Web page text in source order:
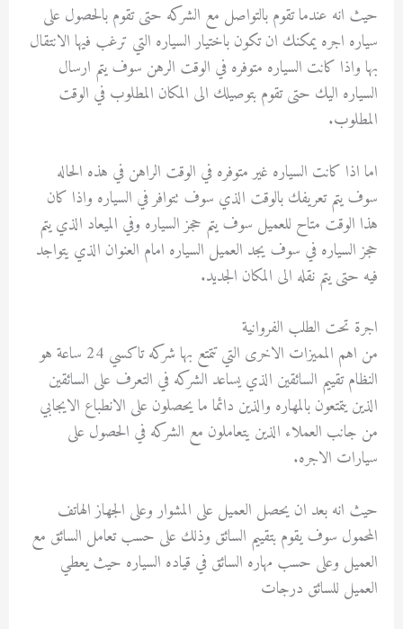
حيث انه عندما تقوم بالتواصل مع الشركه حتى تقوم بالحصول على
سياره اجره يمكنك ان تكون باختيار السياره التي ترغب فيها الانتقال
بها واذا كانت السياره متوفره في الوقت الرهن سوف يتم ارسال
السياره اليك حتى تقوم بتوصيلك الى المكان المطلوب في الوقت
المطلوب.
اما اذا كانت السياره غير متوفره في الوقت الراهن في هذه الحاله
سوف يتم تعريفك بالوقت الذي سوف تتوافر في السياره واذا كان
هذا الوقت متاح للعميل سوف يتم حجز السياره وفي الميعاد الذي يتم
حجز السياره في سوف يجد العميل السياره امام العنوان الذي يتواجد
فيه حتى يتم نقله الى المكان الجديد.
اجرة تحت الطلب الفروانية
من اهم المميزات الاخرى التي تتمتع بها شركه تاكسي 24 ساعة هو
النظام تقييم السائقين الذي يساعد الشركه في التعرف على السائقين
الذين يتمتعون بالمهاره والذين دائما ما يحصلون على الانطباع الايجابي
من جانب العملاء الذين يتعاملون مع الشركه في الحصول على
سيارات الاجره.
حيث انه بعد ان يحصل العميل على المشوار وعلى الجهاز الهاتف
المحمول سوف يقوم بتقييم السائق وذلك على حسب تعامل السائق مع
العميل وعلى حسب مهاره السائق في قياده السياره حيث يعطي
العميل للسائق درجات